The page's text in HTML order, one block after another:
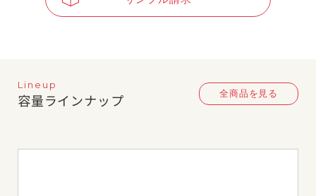
Lineup
容量ラインナップ 全商品を見る